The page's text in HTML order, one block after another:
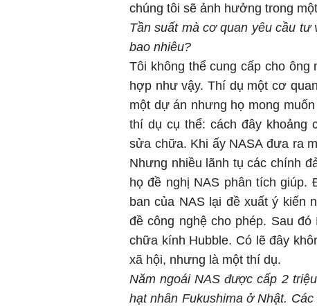
chúng tôi sẽ ảnh hưởng trong
Tần suất mà cơ quan yêu cầu tư
bao nhiêu?
Tôi không thể cung cấp cho
hợp như vậy. Thí dụ một cơ
một dự án nhưng họ mong
thí dụ cụ thể: cách đây khoảng
sửa chữa. Khi ấy NASA đưa ra
Nhưng nhiều lãnh tụ các chính
họ đề nghị NAS phân tích
ban của NAS lại đề xuất ý kiến
đề công nghệ cho phép. Sau
chữa kính Hubble. Có lẽ đây
xã hội, nhưng là một thí dụ.
Năm ngoái NAS được cấp 2
hạt nhân Fukushima ở Nhật.